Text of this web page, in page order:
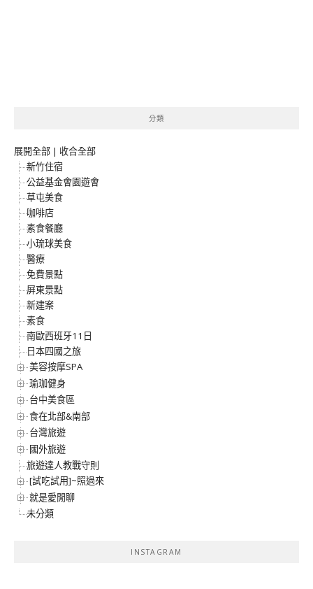
分類
展開全部 | 收合全部
新竹住宿
公益基金會園遊會
草屯美食
咖啡店
素食餐廳
小琉球美食
醫療
免費景點
屏東景點
新建案
素食
南歐西班牙11日
日本四國之旅
美容按摩SPA
瑜珈健身
台中美食區
食在北部&南部
台灣旅遊
國外旅遊
旅遊達人教戰守則
[試吃試用]~照過來
就是愛閒聊
未分類
INSTAGRAM